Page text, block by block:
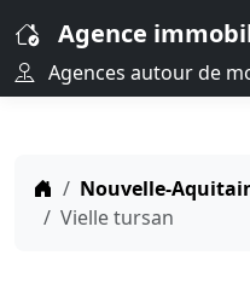
Agence
Agences autour de
Nouvelle-
Vielle tursan